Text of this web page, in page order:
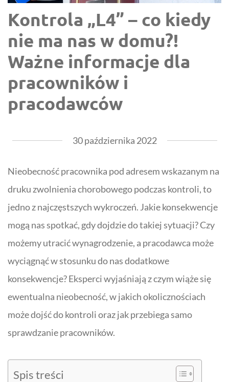
Kontrola „L4” – co kiedy
nie ma nas w domu?!
Ważne informacje dla
pracowników i
pracodawców
30 października 2022
Nieobecność pracownika pod adresem wskazanym na
druku zwolnienia chorobowego podczas kontroli, to
jedno z najczęstszych wykroczeń. Jakie konsekwencje
mogą nas spotkać, gdy dojdzie do takiej sytuacji? Czy
możemy utracić wynagrodzenie, a pracodawca może
wyciągnąć w stosunku do nas dodatkowe
konsekwencje? Eksperci wyjaśniają z czym wiąże się
ewentualna nieobecność, w jakich okolicznościach
może dojść do kontroli oraz jak przebiega samo
sprawdzanie pracowników.
Spis treści